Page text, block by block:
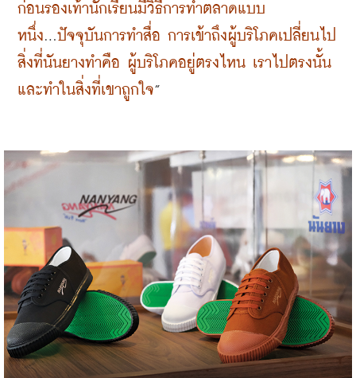
ก่อนรองเท้านักเรียนมีวิธีการทำตลาดแบบ
หนึ่ง...ปัจจุบันการทำสื่อ การเข้าถึงผู้บริโภคเปลี่ยนไป
สิ่งที่นันยางทำคือ ผู้บริโภคอยู่ตรงไหน เราไปตรงนั้น
และทำในสิ่งที่เขาถูกใจ”